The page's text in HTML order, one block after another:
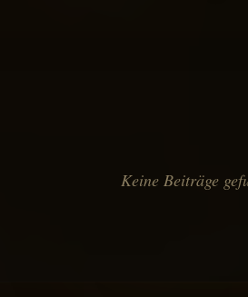
Keine Beiträge